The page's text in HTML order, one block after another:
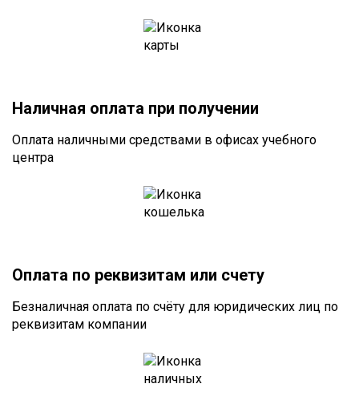
Наличная оплата при получении
Оплата наличными средствами в офисах учебного
центра
Оплата по реквизитам или счету
Безналичная оплата по счёту для юридических лиц по
реквизитам компании